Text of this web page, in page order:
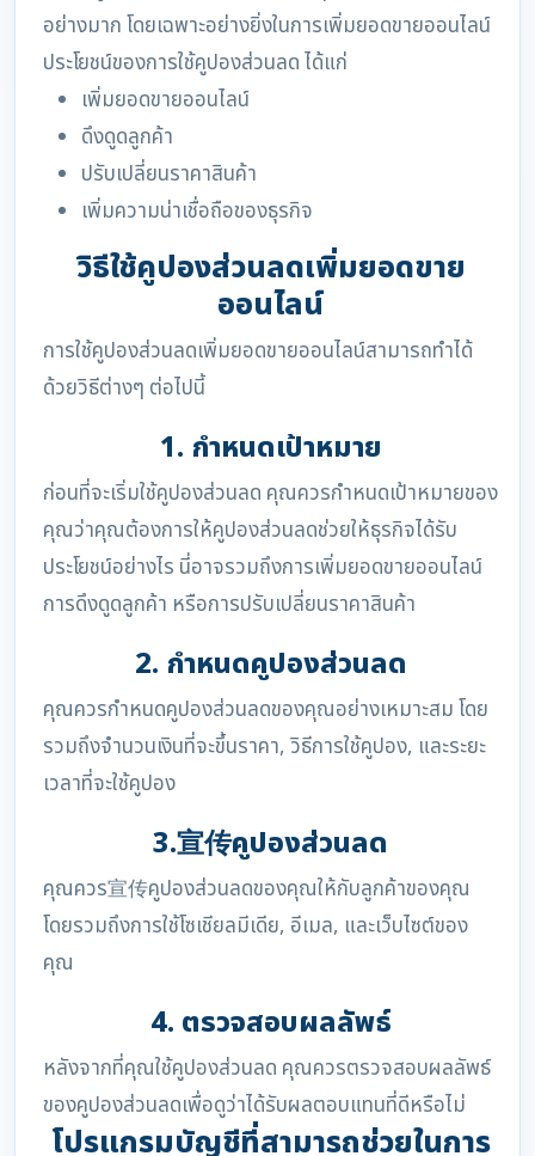
อย่างมาก โดยเฉพาะอย่างยิ่งในการเพิ่มยอดขายออนไลน์
ประโยชน์ของการใช้คูปองส่วนลด ได้แก่
เพิ่มยอดขายออนไลน์
ดึงดูดลูกค้า
ปรับเปลี่ยนราคาสินค้า
เพิ่มความน่าเชื่อถือของธุรกิจ
วิธีใช้คูปองส่วนลดเพิ่มยอดขาย
ออนไลน์
การใช้คูปองส่วนลดเพิ่มยอดขายออนไลน์สามารถทำได้
ด้วยวิธีต่างๆ ต่อไปนี้
1. กำหนดเป้าหมาย
ก่อนที่จะเริ่มใช้คูปองส่วนลด คุณควรกำหนดเป้าหมายของ
คุณว่าคุณต้องการให้คูปองส่วนลดช่วยให้ธุรกิจได้รับ
ประโยชน์อย่างไร นี่อาจรวมถึงการเพิ่มยอดขายออนไลน์
การดึงดูดลูกค้า หรือการปรับเปลี่ยนราคาสินค้า
2. กำหนดคูปองส่วนลด
คุณควรกำหนดคูปองส่วนลดของคุณอย่างเหมาะสม โดย
รวมถึงจำนวนเงินที่จะขึ้นราคา, วิธีการใช้คูปอง, และระยะ
เวลาที่จะใช้คูปอง
3.宣传คูปองส่วนลด
คุณควร宣传คูปองส่วนลดของคุณให้กับลูกค้าของคุณ
โดยรวมถึงการใช้โซเชียลมีเดีย, อีเมล, และเว็บไซต์ของ
คุณ
4. ตรวจสอบผลลัพธ์
หลังจากที่คุณใช้คูปองส่วนลด คุณควรตรวจสอบผลลัพธ์
ของคูปองส่วนลดเพื่อดูว่าได้รับผลตอบแทนที่ดีหรือไม่
โปรแกรมบัญชีที่สามารถช่วยในการ